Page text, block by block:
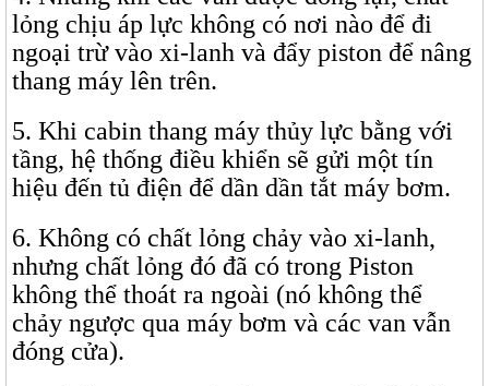
lỏng chịu áp lực không có nơi nào để đi
ngoại trừ vào xi-lanh và đẩy piston để nâng
thang máy lên trên.
5. Khi cabin thang máy thủy lực bằng với
tầng, hệ thống điều khiển sẽ gửi một tín
hiệu đến tủ điện để dần dần tắt máy bơm.
6. Không có chất lỏng chảy vào xi-lanh,
nhưng chất lỏng đó đã có trong Piston
không thể thoát ra ngoài (nó không thể
chảy ngược qua máy bơm và các van vẫn
đóng cửa).